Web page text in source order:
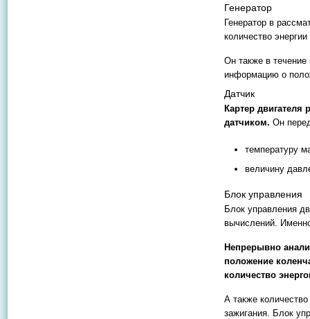
Генератор
Генератор в
количество
Он также в течение
информацию о
Датчик
Картер двигателя
датчиком. Он
температуру
величину
Блок управления
Блок управления
вычислений.
Непрерывно
положение
количество
А также
зажигания. Блок